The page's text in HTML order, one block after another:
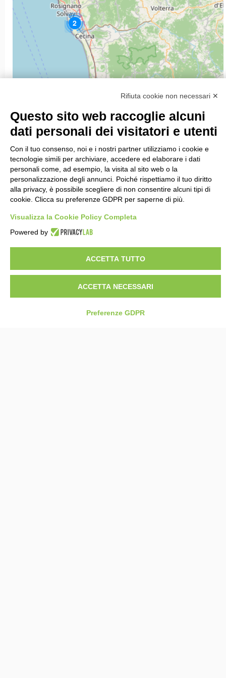
2
2
Rifiuta cookie non necessari ✕
Questo sito web raccoglie alcuni
dati personali dei visitatori e utenti
Con il tuo consenso, noi e i nostri partner utilizziamo i cookie e
tecnologie simili per archiviare, accedere ed elaborare i dati
personali come, ad esempio, la visita al sito web o la
personalizzazione degli annunci. Poiché rispettiamo il tuo diritto
alla privacy, è possibile scegliere di non consentire alcuni tipi di
cookie. Clicca su preferenze GDPR per saperne di più.
Visualizza la Cookie Policy Completa
Powered by
ACCETTA TUTTO
ACCETTA NECESSARI
Preferenze GDPR